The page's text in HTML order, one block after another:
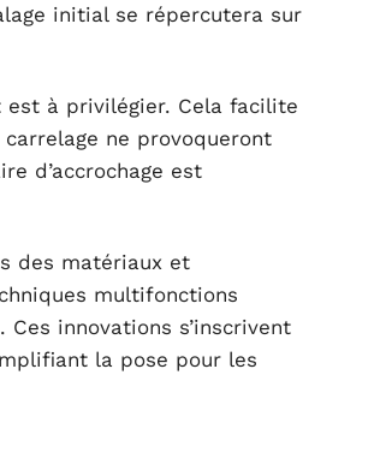
initial se répercutera sur
est à privilégier. Cela facilite
ne provoqueront
d’accrochage est
des matériaux et
multifonctions
innovations s’inscrivent
la pose pour les